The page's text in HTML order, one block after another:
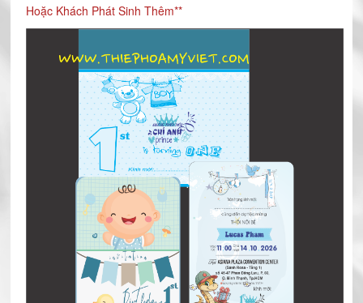
Hoặc Khách Phát Sinh Thêm**